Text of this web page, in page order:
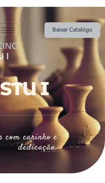
Baixar Catalógo
I
I
com carinho e
dedicação.